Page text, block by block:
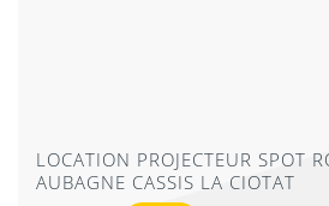
LOCATION PROJECTEUR SPOT
AUBAGNE CASSIS LA CIOTAT